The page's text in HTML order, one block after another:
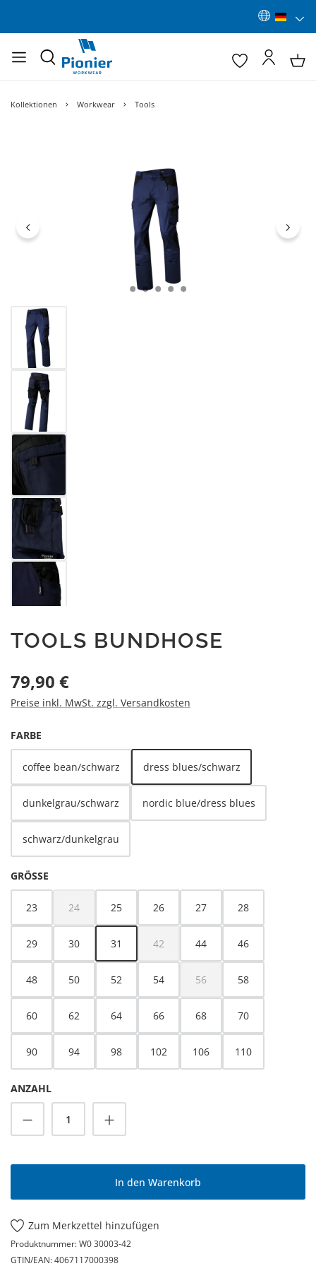
Kollektionen Workwear Tools
TOOLS BUNDHOSE
Regulärer Preis:
79,90 €
Preise inkl. MwSt. zzgl. Versandkosten
FARBE
coffee bean/schwarz dress blues/schwarz
dunkelgrau/schwarz nordic blue/dress blues
schwarz/dunkelgrau
GRÖSSE
23 24
(Diese Option ist zurzeit nicht verfügbar.)
25 26 27 28
29 30 31 42
(Diese Option ist zurzeit nicht
44 46
48 50 52 54 56
(Diese Option ist zurzeit
58
60 62 64 66 68 70
90 94 98 102 106 110
ANZAHL
Produkt Anzahl: Gib den gewünschten
In den Warenkorb
Zum Merkzettel hinzufügen
Produktnummer:W0 30003-42
GTIN/EAN:4067117000398